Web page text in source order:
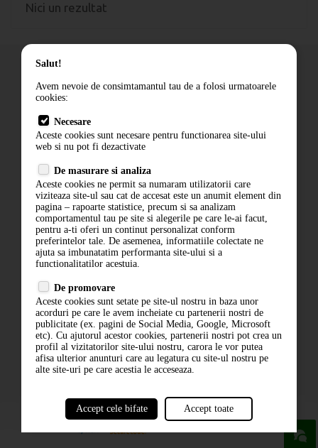
Nici un rezultat
Cum comand
Livrare
Contact
Politica de confidentialitate
ANPC
ABONARE LA NEWSLETTER
ABONARE
Salut!
Avem nevoie de consimtamantul tau de a folosi urmatoarele
cookies:
Necesare
Aceste cookies sunt necesare pentru functionarea site-ului
web si nu pot fi dezactivate
De masurare si analiza
Aceste cookies ne permit sa numaram utilizatorii care
viziteaza site-ul sau cat de accesat este un anumit element din
pagina – rapoarte statistice, precum si sa analizam
comportamentul tau pe site si alegerile pe care le-ai facut,
pentru a-ti oferi un continut personalizat conform
preferintelor tale. De asemenea, informatiile colectate ne
ajuta sa imbunatatim performanta site-ului si a
functionalitatilor acestuia.
De promovare
Aceste cookies sunt setate pe site-ul nostru in baza unor
acorduri pe care le avem incheiate cu partenerii nostri de
publicitate (ex. pagini de Social Media, Google, Microsoft
etc). Cu ajutorul acestor cookies, partenerii nostri pot crea un
profil al vizitatorilor site-ului nostru, carora le vor putea
afisa ulterior anunturi care au legatura cu site-ul nostru pe
alte site-uri pe care acestia le acceseaza.
Accept cele bifate Accept toate